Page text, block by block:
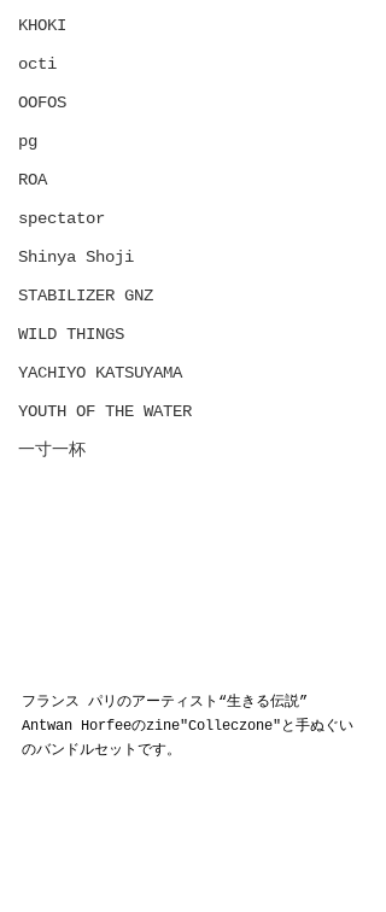
KHOKI
octi
OOFOS
pg
ROA
spectator
Shinya Shoji
STABILIZER GNZ
WILD THINGS
YACHIYO KATSUYAMA
YOUTH OF THE WATER
一寸一杯
フランス パリのアーティスト“生きる伝説”
Antwan Horfeeのzine"Colleczone"と手ぬぐい
のバンドルセットです。